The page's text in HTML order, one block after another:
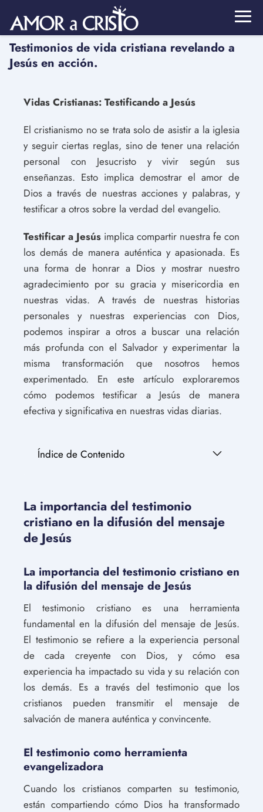
Testimonios de vida cristiana revelando a
Jesús en acción.
Vidas Cristianas: Testificando a Jesús
El cristianismo no se trata solo de asistir a la iglesia
y seguir ciertas reglas, sino de tener una relación
personal con Jesucristo y vivir según sus
enseñanzas. Esto implica demostrar el amor de
Dios a través de nuestras acciones y palabras, y
testificar a otros sobre la verdad del evangelio.
Testificar a Jesús implica compartir nuestra fe con
los demás de manera auténtica y apasionada. Es
una forma de honrar a Dios y mostrar nuestro
agradecimiento por su gracia y misericordia en
nuestras vidas. A través de nuestras historias
personales y nuestras experiencias con Dios,
podemos inspirar a otros a buscar una relación
más profunda con el Salvador y experimentar la
misma transformación que nosotros hemos
experimentado. En este artículo exploraremos
cómo podemos testificar a Jesús de manera
efectiva y significativa en nuestras vidas diarias.
Índice de Contenido
La importancia del testimonio
cristiano en la difusión del mensaje
de Jesús
La importancia del testimonio cristiano en
la difusión del mensaje de Jesús
El testimonio cristiano es una herramienta
fundamental en la difusión del mensaje de Jesús.
El testimonio se refiere a la experiencia personal
de cada creyente con Dios, y cómo esa
experiencia ha impactado su vida y su relación con
los demás. Es a través del testimonio que los
cristianos pueden transmitir el mensaje de
salvación de manera auténtica y convincente.
El testimonio como herramienta
evangelizadora
Cuando los cristianos comparten su testimonio,
están compartiendo cómo Dios ha transformado